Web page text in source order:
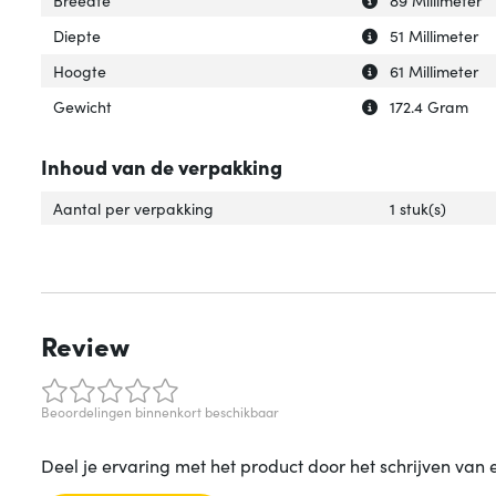
Uitleg over
Verberg uitleg
Diepte
51 Millimeter
Uitleg over
Verberg uitleg
Hoogte
61 Millimeter
Uitleg over
Verberg uitleg
Gewicht 172.4 Gram
Inhoud van de verpakking
Aantal per verpakking 1 stuk(s)
Review
Beoordelingen binnenkort beschikbaar
Deel je ervaring met het product door het schrijven van